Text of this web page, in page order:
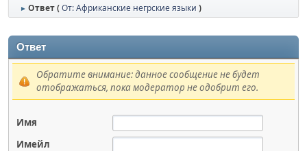
► Ответ (От: Африканские негрские языки )
Ответ
Обратите внимание: данное сообщение не будет
отображаться, пока модератор не одобрит его.
Имя
Имейл